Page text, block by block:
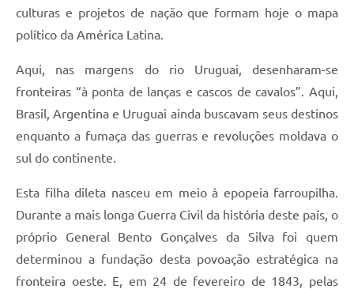
culturas e projetos de nação que formam hoje o mapa
político da América Latina.
Aqui, nas margens do rio Uruguai, desenharam-se
fronteiras “à ponta de lanças e cascos de cavalos”. Aqui,
Brasil, Argentina e Uruguai ainda buscavam seus destinos
enquanto a fumaça das guerras e revoluções moldava o
sul do continente.
Esta filha dileta nasceu em meio à epopeia farroupilha.
Durante a mais longa Guerra Civil da história deste país, o
próprio General Bento Gonçalves da Silva foi quem
determinou a fundação desta povoação estratégica na
fronteira oeste. E, em 24 de fevereiro de 1843, pelas